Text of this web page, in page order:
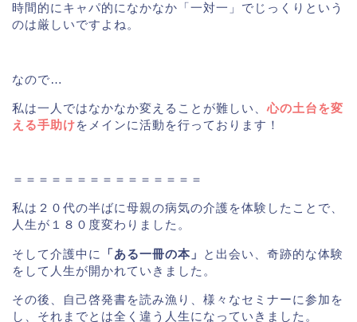
時間的にキャパ的になかなか「一対一」でじっくりという
のは厳しいですよね。
なので…
私は一人ではなかなか変えることが難しい、 心の土台を変
える手助けをメインに活動を行っております！
＝＝＝＝＝＝＝＝＝＝＝＝＝＝＝
私は２０代の半ばに母親の病気の介護を体験したことで、
人生が１８０度変わりました。
そして介護中に 「ある一冊の本」
と出会い、奇跡的な体験
をして人生が開かれていきました。
その後、自己啓発書を読み漁り、様々なセミナーに参加を
し、それまでとは全く違う人生になっていきました。